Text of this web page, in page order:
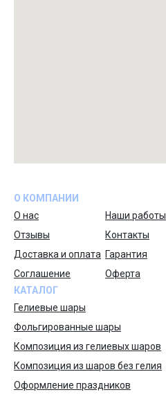
О КОМПАНИИ
О нас
Наши работы
Отзывы
Контакты
Доставка и оплата Гарантия
Соглашение
Оферта
КАТАЛОГ
Гелиевые шары
Фольгированные шары
Композиция из гелиевых шаров
Композиция из шаров без гелия
Оформление праздников